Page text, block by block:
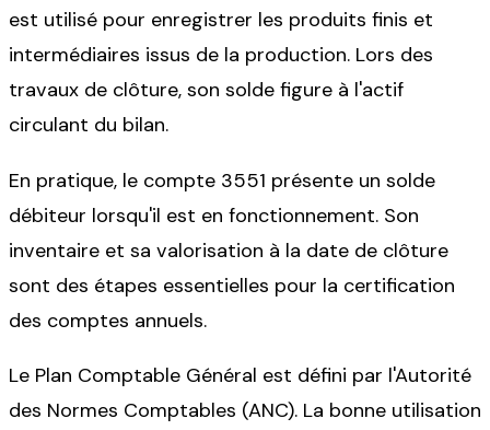
est utilisé pour enregistrer les produits finis et
intermédiaires issus de la production. Lors des
travaux de clôture, son solde figure à l'actif
circulant du bilan.
En pratique, le compte 3551 présente un solde
débiteur lorsqu'il est en fonctionnement. Son
inventaire et sa valorisation à la date de clôture
sont des étapes essentielles pour la certification
des comptes annuels.
Le Plan Comptable Général est défini par l'Autorité
des Normes Comptables (ANC). La bonne utilisation